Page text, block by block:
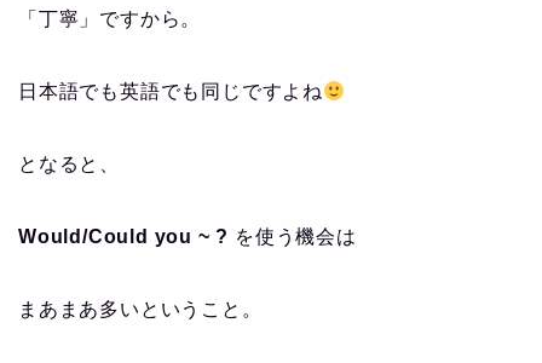
「丁寧」ですから。
日本語でも英語でも同じですよね
となると、
Would/Could you ~ ? を使う機会は
まあまあ多いということ。